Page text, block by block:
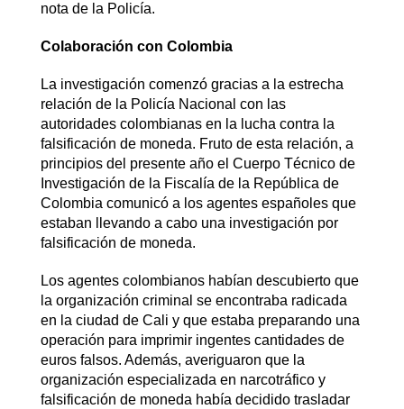
nota de la Policía.
Colaboración con Colombia
La investigación comenzó gracias a la estrecha
relación de la Policía Nacional con las
autoridades colombianas en la lucha contra la
falsificación de moneda. Fruto de esta relación, a
principios del presente año el Cuerpo Técnico de
Investigación de la Fiscalía de la República de
Colombia comunicó a los agentes españoles que
estaban llevando a cabo una investigación por
falsificación de moneda.
Los agentes colombianos habían descubierto que
la organización criminal se encontraba radicada
en la ciudad de Cali y que estaba preparando una
operación para imprimir ingentes cantidades de
euros falsos. Además, averiguaron que la
organización especializada en narcotráfico y
falsificación de moneda había decidido trasladar